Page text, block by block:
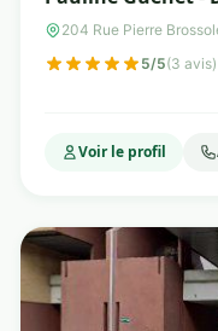
Nutritionniste
204 Rue Pierre
5/5(3 avis)
Voir le profil